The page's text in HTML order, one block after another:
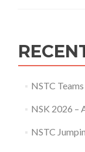
NSTC
NSK 2026 –
NSTC